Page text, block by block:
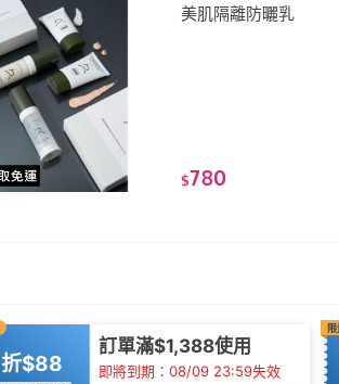
美肌隔離防曬乳
$780
折$88
訂單滿$1,388使用
即將到期：08/09 23:59失效
限